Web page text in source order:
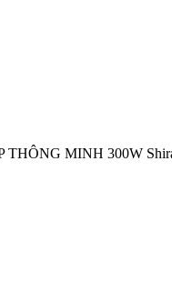
MINH 300W